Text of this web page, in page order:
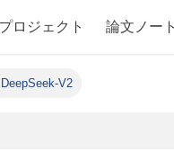
ロジェクト 論文ノート
V2